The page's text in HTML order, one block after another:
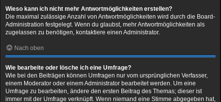
Wieso kann ich nicht mehr Antwortmöglichkeiten erstellen?
Die maximal zulässige Anzahl von Antwortmöglichkeiten wird durch die Board-
Administration festgelegt. Wenn du glaubst, mehr Antwortmöglichkeiten als
zugelassen zu benötigen, kontaktiere einen Administrator.
Nach oben
Wie bearbeite oder lösche ich eine Umfrage?
Wie bei den Beiträgen können Umfragen nur vom ursprünglichen Verfasser,
einem Moderator oder einem Administrator bearbeitet werden. Um eine
Umfrage zu bearbeiten, ändere den ersten Beitrag des Themas; dieser ist
immer mit der Umfrage verknüpft. Wenn niemand eine Stimme abgegeben hat,